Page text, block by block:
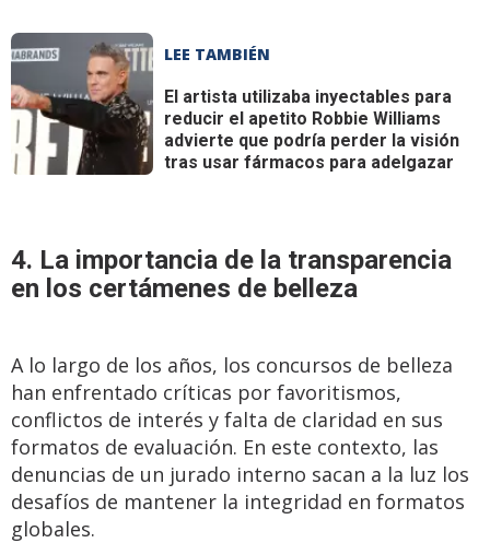
LEE TAMBIÉN
El artista utilizaba inyectables para
reducir el apetito Robbie Williams
advierte que podría perder la visión
tras usar fármacos para adelgazar
4. La importancia de la transparencia
en los certámenes de belleza
A lo largo de los años, los concursos de belleza
han enfrentado críticas por favoritismos,
conflictos de interés y falta de claridad en sus
formatos de evaluación. En este contexto, las
denuncias de un jurado interno sacan a la luz los
desafíos de mantener la integridad en formatos
globales.